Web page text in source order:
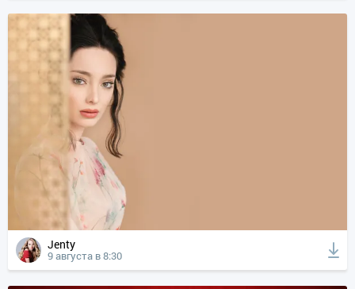
Jenty
9 августа в 8:30